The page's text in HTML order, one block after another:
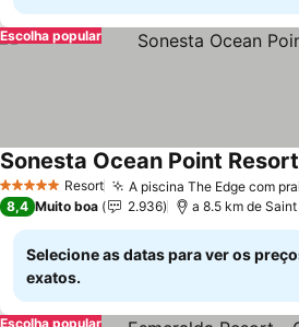
Escolha popular
5 Estrelas Resort A piscina The Edge com
Sonesta Ocean Point Resort
8,4 Muito boa 2.936 a 8.5 km de
Selecione as datas para ver os
exatos.
Escolha popular